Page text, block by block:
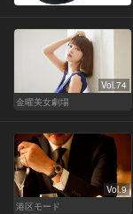
Vol.74
金曜美女劇場
Vol.9
港区モード